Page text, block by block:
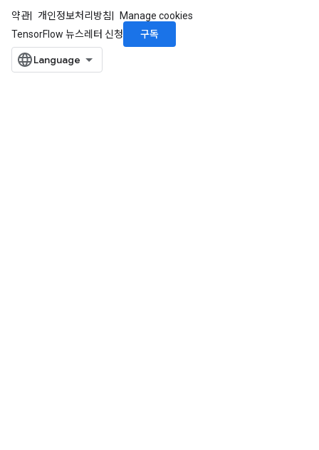
약관 개인정보처리방침
Manage cookies
TensorFlow 뉴스레터 신청
구독